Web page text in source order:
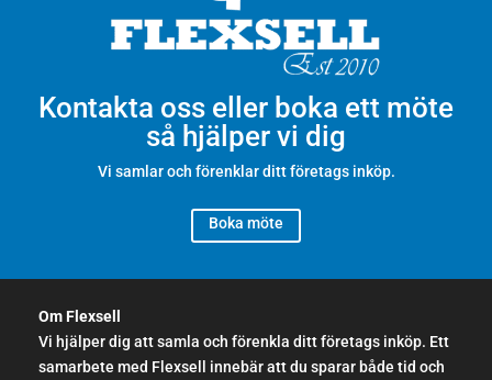
Kontakta oss eller boka ett möte
så hjälper vi dig
Vi samlar och förenklar ditt företags inköp.
Boka möte
Om Flexsell
Vi hjälper dig att samla och förenkla ditt företags inköp. Ett
samarbete med Flexsell innebär att du sparar både tid och